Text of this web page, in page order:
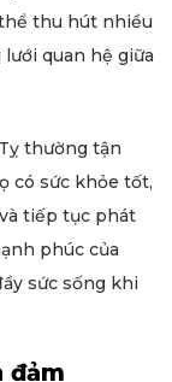
thu hút nhiều
quan hệ giữa
thường tận
có sức khỏe tốt,
tiếp tục phát
phúc của
sức sống khi
đảm